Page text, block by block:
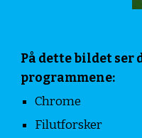
På dette bildet ser
programmene:
Chrome
Filutforsker